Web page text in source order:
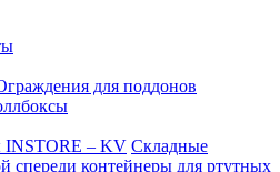
для поддонов
INSTORE – KV Складные
спереди контейнеры для ртутных